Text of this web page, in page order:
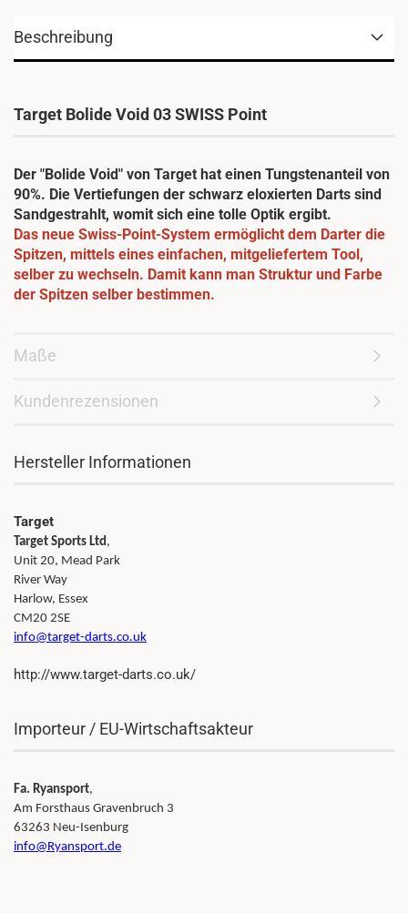
Beschreibung
Target Bolide Void 03 SWISS Point
Der "Bolide Void" von Target hat einen Tungstenanteil von
90%. Die Vertiefungen der schwarz eloxierten Darts sind
Sandgestrahlt, womit sich eine tolle Optik ergibt.
Das neue Swiss-Point-System ermöglicht dem Darter die
Spitzen, mittels eines einfachen, mitgeliefertem Tool,
selber zu wechseln. Damit kann man Struktur und Farbe
der Spitzen selber bestimmen.
Maße
Kundenrezensionen
Hersteller Informationen
Target
Target Sports Ltd,
Unit 20, Mead Park
River Way
Harlow, Essex
CM20 2SE
info@target-darts.co.uk
http://www.target-darts.co.uk/
Importeur / EU-Wirtschaftsakteur
Fa. Ryansport,
Am Forsthaus Gravenbruch 3
63263 Neu-Isenburg
info@Ryansport.de